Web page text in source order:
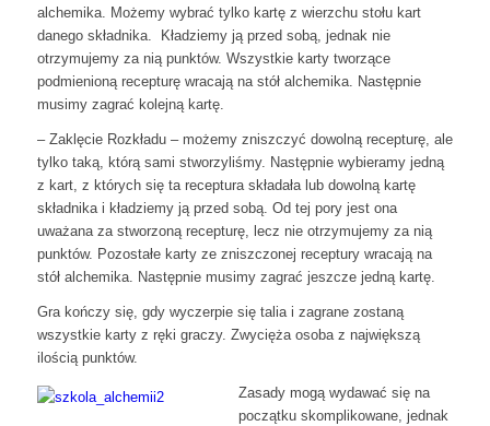
alchemika. Możemy wybrać tylko kartę z wierzchu stołu kart
danego składnika. Kładziemy ją przed sobą, jednak nie
otrzymujemy za nią punktów. Wszystkie karty tworzące
podmienioną recepturę wracają na stół alchemika. Następnie
musimy zagrać kolejną kartę.
– Zaklęcie Rozkładu – możemy zniszczyć dowolną recepturę, ale
tylko taką, którą sami stworzyliśmy. Następnie wybieramy jedną
z kart, z których się ta receptura składała lub dowolną kartę
składnika i kładziemy ją przed sobą. Od tej pory jest ona
uważana za stworzoną recepturę, lecz nie otrzymujemy za nią
punktów. Pozostałe karty ze zniszczonej receptury wracają na
stół alchemika. Następnie musimy zagrać jeszcze jedną kartę.
Gra kończy się, gdy wyczerpie się talia i zagrane zostaną
wszystkie karty z ręki graczy. Zwycięża osoba z największą
ilością punktów.
Zasady mogą wydawać się na
początku skomplikowane, jednak